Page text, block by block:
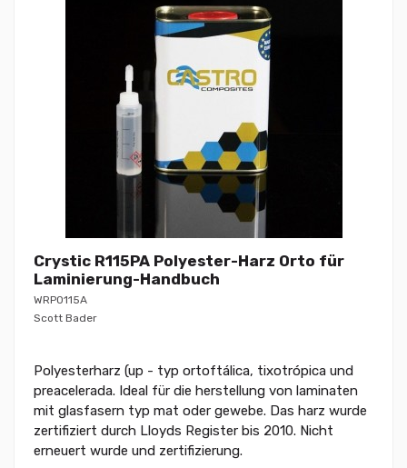
Crystic R115PA Polyester-Harz Orto für
Laminierung-Handbuch
WRP0115A
Scott Bader
Polyesterharz (up - typ ortoftálica, tixotrópica und
preacelerada. Ideal für die herstellung von laminaten
mit glasfasern typ mat oder gewebe. Das harz wurde
zertifiziert durch Lloyds Register bis 2010. Nicht
erneuert wurde und zertifizierung.